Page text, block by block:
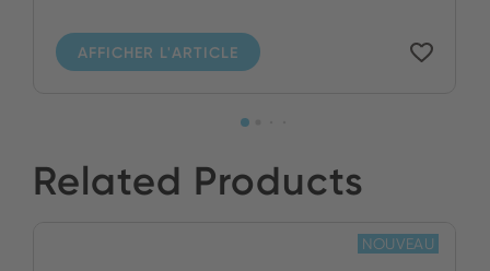
AFFICHER L'ARTICLE
Related Products
NOUVEAU